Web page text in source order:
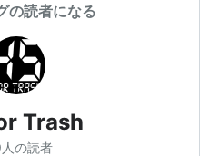
の読者になる
Trash
の読者